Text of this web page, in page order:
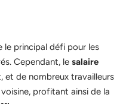
le principal défi pour les
Cependant, le salaire
et de nombreux travailleurs
profitant ainsi de la